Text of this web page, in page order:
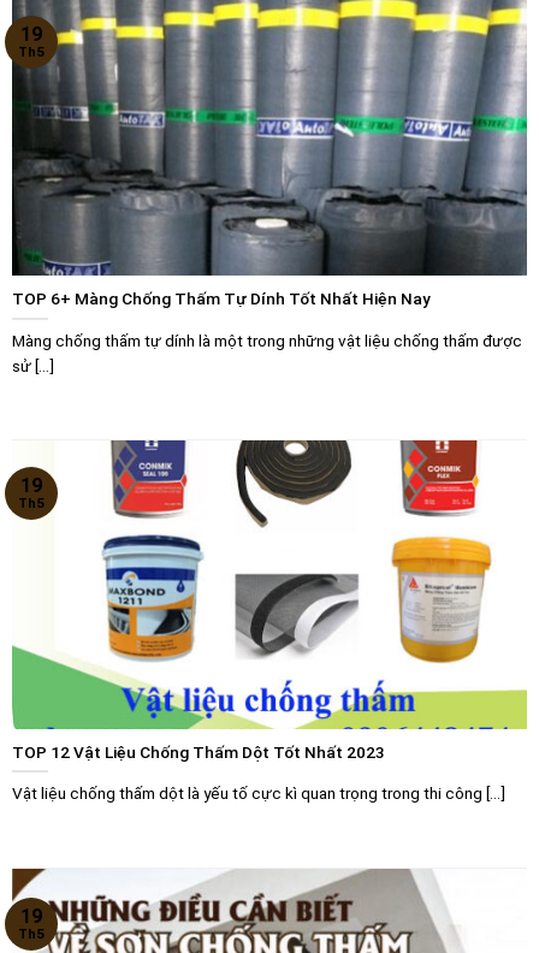
TOP 6+ Màng Chống Thấm Tự Dính Tốt Nhất Hiện Nay
Màng chống thấm tự dính là một trong những vật liệu chống thấm được
sử [...]
19
Th5
TOP 12 Vật Liệu Chống Thấm Dột Tốt Nhất 2023
Vật liệu chống thấm dột là yếu tố cực kì quan trọng trong thi công [...]
19
Th5
19
Th5